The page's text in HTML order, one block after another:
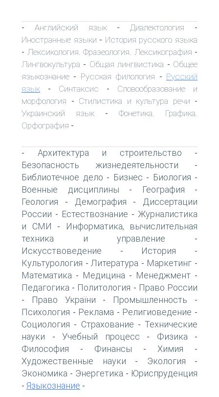
- Английский язык- Диалектология -
Иностранные языки - История русского языка
- Лексикология. Фразеология. Лексикография -
Лингвокультура - Общая лингвистика - Общее
языкознание - Русская филология - Русский
язык - Синтаксис - Словообразование и
морфология - Стилистика и культура речи -
Украинский язык - Фонетика. Графика.
Орфография -
- Архитектура и строительство -
Безопасность жизнедеятельности -
Библиотечное дело - Бизнес - Биология -
Военные дисциплины - География -
Геология - Демография -
Диссертации
России - Естествознание - Журналистика
и СМИ -
Информатика, вычислительная
техника и управление -
Искусствоведение - История -
Культурология - Литература - Маркетинг -
Математика - Медицина - Менеджмент -
Педагогика - Политология - Право России
- Право України - Промышленность -
Психология - Реклама - Религиоведение -
Социология - Страхование - Технические
науки - Учебный процесс - Физика -
Философия - Финансы - Химия -
Художественные науки - Экология -
Экономика - Энергетика - Юриспруденция
- Языкознание -